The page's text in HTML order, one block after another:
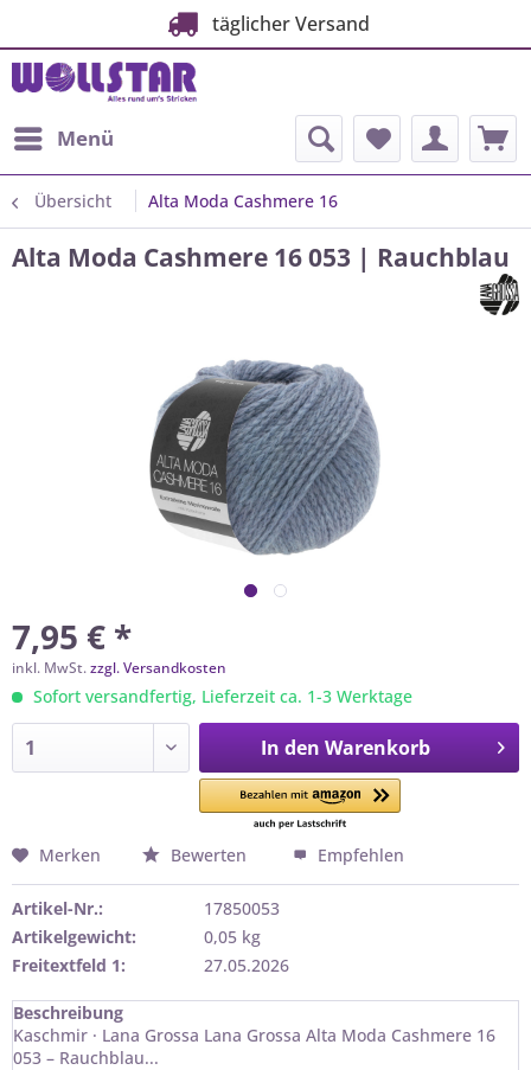
täglicher Versand
Menü
Übersicht Alta Moda Cashmere 16
Alta Moda Cashmere 16 053 | Rauchblau
7,95 € *
inkl. MwSt.zzgl. Versandkosten
Sofort versandfertig, Lieferzeit ca. 1-3 Werktage
In den Warenkorb
Merken Bewerten Empfehlen
Artikel-Nr.:
17850053
Artikelgewicht:
0,05 kg
Freitextfeld 1:
27.05.2026
Beschreibung
Kaschmir · Lana Grossa Lana Grossa Alta Moda Cashmere 16
053 – Rauchblau...